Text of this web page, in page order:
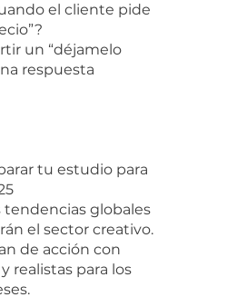
el cliente pide
un “déjamelo
respuesta
tu estudio para
tendencias globales
el sector creativo.
de acción con
realistas para los